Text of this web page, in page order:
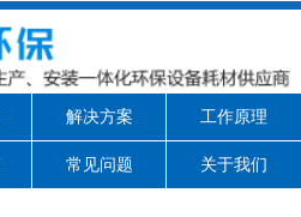
解决方案 工作原理
常见问题 关于我们